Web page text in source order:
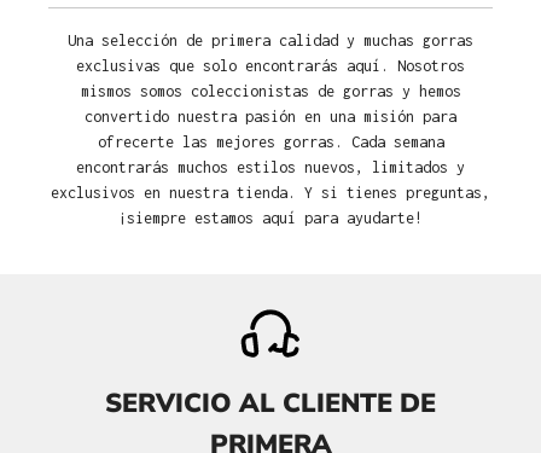
Una selección de primera calidad y muchas gorras
exclusivas que solo encontrarás aquí. Nosotros
mismos somos coleccionistas de gorras y hemos
convertido nuestra pasión en una misión para
ofrecerte las mejores gorras. Cada semana
encontrarás muchos estilos nuevos, limitados y
exclusivos en nuestra tienda. Y si tienes preguntas,
¡siempre estamos aquí para ayudarte!
SERVICIO AL CLIENTE DE
PRIMERA